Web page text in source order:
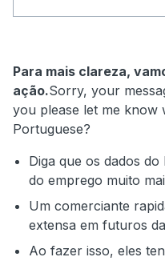
Para mais clareza,
ação.Sorry, your
you please let me know
Portuguese?
Diga que os dados
do emprego muito
Um comerciante
extensa em futuros
Ao fazer isso, eles